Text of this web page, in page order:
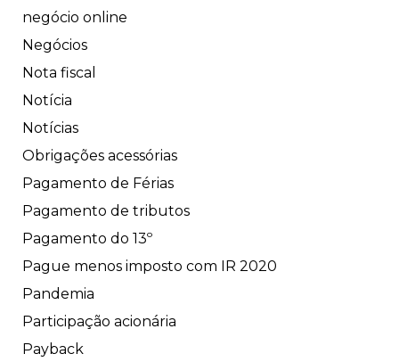
negócio online
Negócios
Nota fiscal
Notícia
Notícias
Obrigações acessórias
Pagamento de Férias
Pagamento de tributos
Pagamento do 13º
Pague menos imposto com IR 2020
Pandemia
Participação acionária
Payback